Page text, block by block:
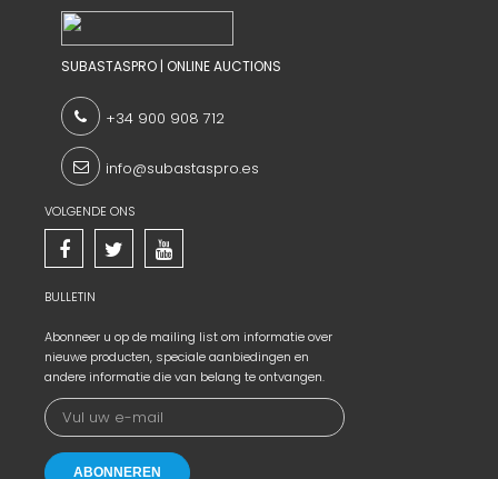
SUBASTASPRO | ONLINE AUCTIONS
+34 900 908 712
info@subastaspro.es
VOLGENDE ONS
BULLETIN
Abonneer u op de mailing list om informatie over
nieuwe producten, speciale aanbiedingen en
andere informatie die van belang te ontvangen.